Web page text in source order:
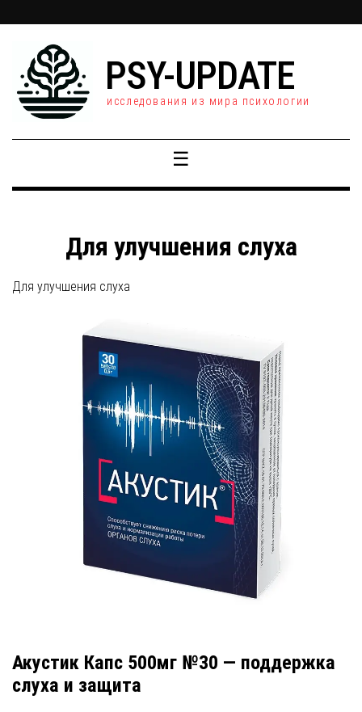
PSY-UPDATE
исследования из мира психологии
☰
Для улучшения слуха
Для улучшения слуха
Акустик Капс 500мг №30 — поддержка
слуха и защита